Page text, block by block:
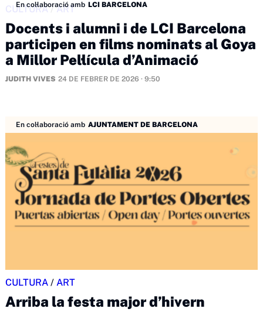
En col·laboració amb LCI BARCELONA
CULTURA/ART
Docents i alumni i de LCI Barcelona
participen en films nominats al Goya
a Millor Pel·lícula d’Animació
JUDITH VIVES 24 DE FEBRER DE 2026 · 9:50
En col·laboració amb AJUNTAMENT DE BARCELONA
CULTURA / ART
Arriba la festa major d’hivern